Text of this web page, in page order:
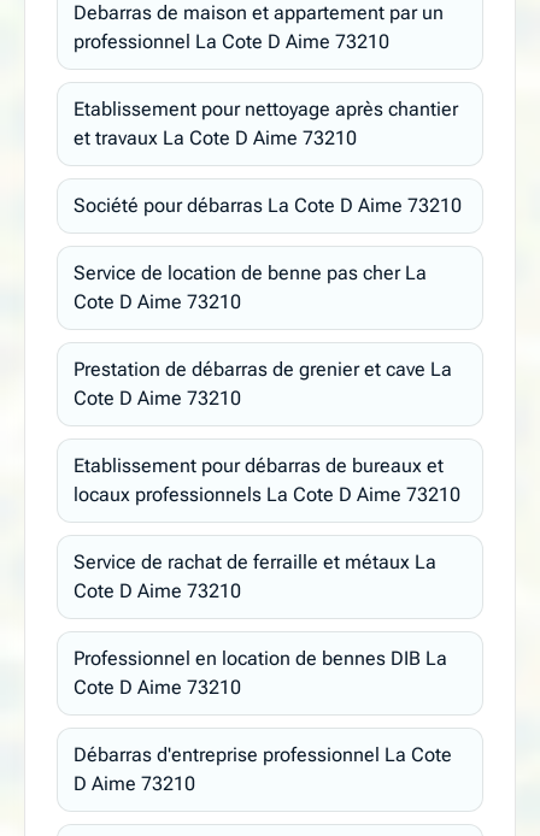
Debarras de maison et appartement par un
professionnel La Cote D Aime 73210
Etablissement pour nettoyage après chantier
et travaux La Cote D Aime 73210
Société pour débarras La Cote D Aime 73210
Service de location de benne pas cher La
Cote D Aime 73210
Prestation de débarras de grenier et cave La
Cote D Aime 73210
Etablissement pour débarras de bureaux et
locaux professionnels La Cote D Aime 73210
Service de rachat de ferraille et métaux La
Cote D Aime 73210
Professionnel en location de bennes DIB La
Cote D Aime 73210
Débarras d'entreprise professionnel La Cote
D Aime 73210